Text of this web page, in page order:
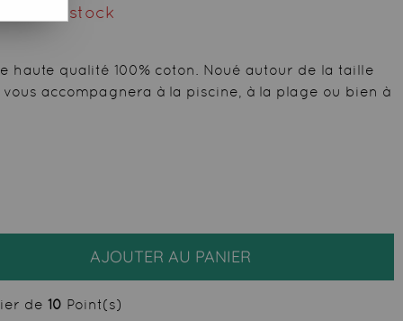
du stock
haute qualité 100% coton. Noué autour de la taille
accompagnera à la piscine, à la plage ou bien à
AJOUTER AU PANIER
de 10 Point(s)